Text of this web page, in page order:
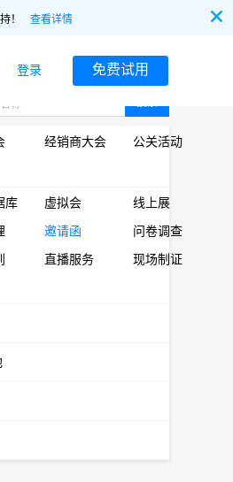
！ 查看详情
登录 免费试用
经销商大会
公关活动
库 虚拟会
线上展
邀请函
问卷调查
直播服务
现场制证